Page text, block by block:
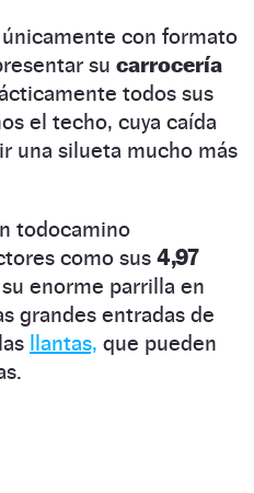
con formato
su carrocería
todos sus
el techo, cuya caída
una silueta mucho más
todocamino
como sus 4,97
enorme parrilla en
grandes entradas de
llantas, que pueden